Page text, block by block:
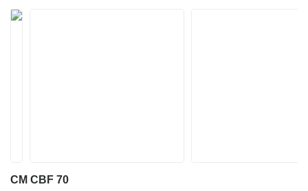
CM CBF 70